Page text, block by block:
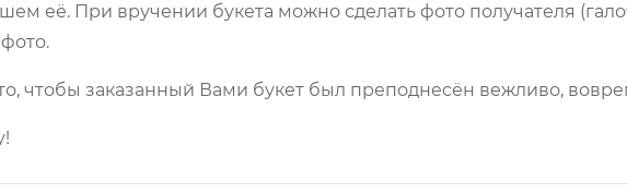
её. При вручении букета можно сделать фото получателя
чтобы заказанный Вами букет был преподнесён вежливо,